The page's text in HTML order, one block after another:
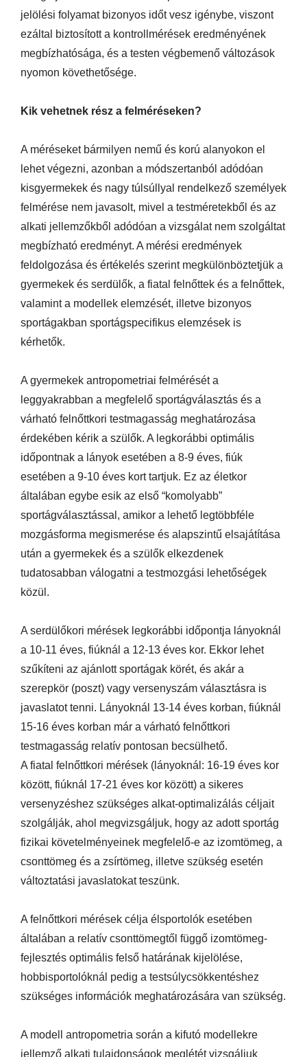
jelölési folyamat bizonyos időt vesz igénybe, viszont
ezáltal biztosított a kontrollmérések eredményének
megbízhatósága, és a testen végbemenő változások
nyomon követhetősége.
Kik vehetnek rész a felméréseken?
A méréseket bármilyen nemű és korú alanyokon el
lehet végezni, azonban a módszertanból adódóan
kisgyermekek és nagy túlsúllyal rendelkező személyek
felmérése nem javasolt, mivel a testméretekből és az
alkati jellemzőkből adódóan a vizsgálat nem szolgáltat
megbízható eredményt. A mérési eredmények
feldolgozása és értékelés szerint megkülönböztetjük a
gyermekek és serdülők, a fiatal felnőttek és a felnőttek,
valamint a modellek elemzését, illetve bizonyos
sportágakban sportágspecifikus elemzések is
kérhetők.
A gyermekek antropometriai felmérését a
leggyakrabban a megfelelő sportágválasztás és a
várható felnőttkori testmagasság meghatározása
érdekében kérik a szülők. A legkorábbi optimális
időpontnak a lányok esetében a 8-9 éves, fiúk
esetében a 9-10 éves kort tartjuk. Ez az életkor
általában egybe esik az első “komolyabb”
sportágválasztással, amikor a lehető legtöbbféle
mozgásforma megismerése és alapszintű elsajátítása
után a gyermekek és a szülők elkezdenek
tudatosabban válogatni a testmozgási lehetőségek
közül.
A serdülőkori mérések legkorábbi időpontja lányoknál
a 10-11 éves, fiúknál a 12-13 éves kor. Ekkor lehet
szűkíteni az ajánlott sportágak körét, és akár a
szerepkör (poszt) vagy versenyszám választásra is
javaslatot tenni. Lányoknál 13-14 éves korban, fiúknál
15-16 éves korban már a várható felnőttkori
testmagasság relatív pontosan becsülhető.
A fiatal felnőttkori mérések (lányoknál: 16-19 éves kor
között, fiúknál 17-21 éves kor között) a sikeres
versenyzéshez szükséges alkat-optimalizálás céljait
szolgálják, ahol megvizsgáljuk, hogy az adott sportág
fizikai követelményeinek megfelelő-e az izomtömeg, a
csonttömeg és a zsírtömeg, illetve szükség esetén
változtatási javaslatokat teszünk.
A felnőttkori mérések célja élsportolók esetében
általában a relatív csonttömegtől függő izomtömeg-
fejlesztés optimális felső határának kijelölése,
hobbisportolóknál pedig a testsúlycsökkentéshez
szükséges információk meghatározására van szükség.
A modell antropometria során a kifutó modellekre
jellemző alkati tulajdonságok meglétét vizsgáljuk